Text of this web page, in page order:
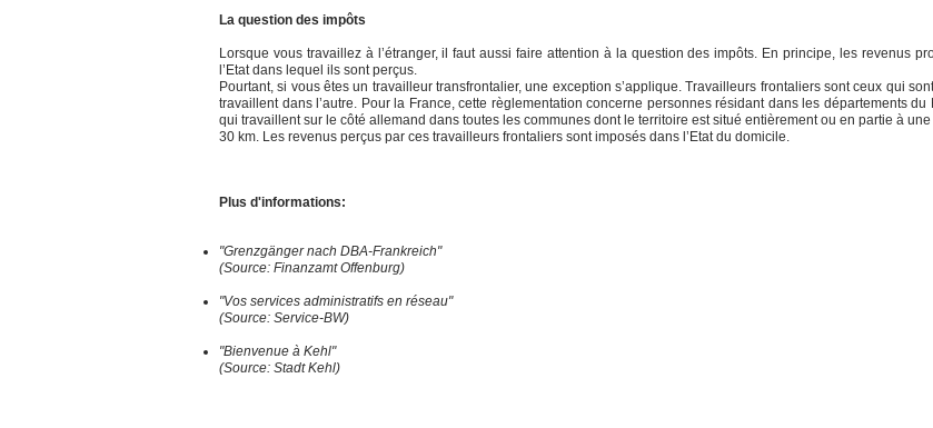
La question des impôts
Lorsque vous travaillez à l’étranger, il faut aussi faire attention à la question des impôts. En principe, les revenus
l’Etat dans lequel ils sont perçus.
Pourtant, si vous êtes un travailleur transfrontalier, une exception s’applique. Travailleurs frontaliers sont ceux qui
travaillent dans l’autre. Pour la France, cette règlementation concerne personnes résidant dans les départements
qui travaillent sur le côté allemand dans toutes les communes dont le territoire est situé entièrement ou en partie à
30 km. Les revenus perçus par ces travailleurs frontaliers sont imposés dans l’Etat du domicile.
Plus d'informations:
"Grenzgänger nach DBA-Frankreich"
(Source: Finanzamt Offenburg)
"Vos services administratifs en réseau"
(Source: Service-BW)
"Bienvenue à Kehl"
(Source: Stadt Kehl)